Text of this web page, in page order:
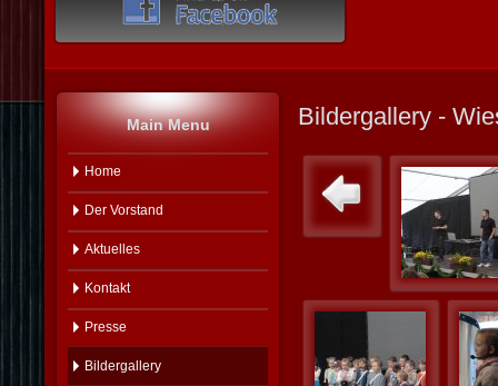
Main Menu
Home
Der Vorstand
Aktuelles
Kontakt
Presse
Bildergallery
Bildergallery -